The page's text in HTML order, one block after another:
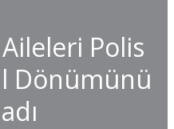
Polis
Dönümünü